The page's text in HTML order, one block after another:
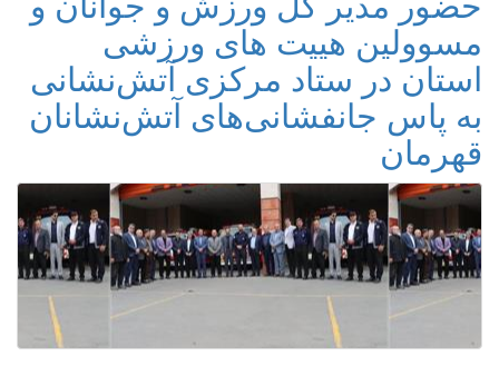
مسوولین هییت های ورزشی
استان در ستاد مرکزی آتش‌نشانی
به پاس جانفشانی‌های آتش‌نشانان
قهرمان